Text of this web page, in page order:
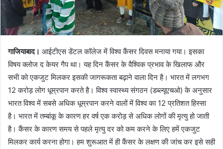
गाजियाबाद। आईटीएस डेंटल कॉलेज में विश्व कैंसर दिवस मनाया गया। इसका
विषय क्लोज द केयर गैप था। यह दिन कैंसर के वैश्विक प्रभाव के खिलाफ और
सभी को एकजुट मिलकर इसकी जागरूकता बढ़ाने वाला दिन है। भारत में लगभग
12 करोड़ लोग धूम्रपान करते है। विश्व स्वास्थ्य संगठन (डब्ल्यूएचओ) के अनुसार
भारत विश्व में सबसे अधिक धूम्रपान करने वालों में विश्व का 12 प्रतिशत हिस्सा
है। भारत में तम्बांकू के कारण हर वर्ष एक करोड़ से अधिक लोगों की मृत्यु हो जाती
है। कैंसर के कारण समय से पहले मृत्यु दर को कम करने के लिए हमें एकजुट
मिलकर कार्य करना होगा। हम शुरूआत में ही कैंसर के लक्षण की जांच कर इसे सही